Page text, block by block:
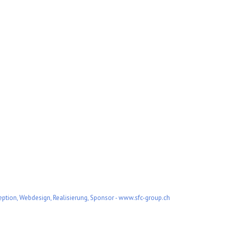
Webdesign, Realisierung, Sponsor - www.sfc-group.ch